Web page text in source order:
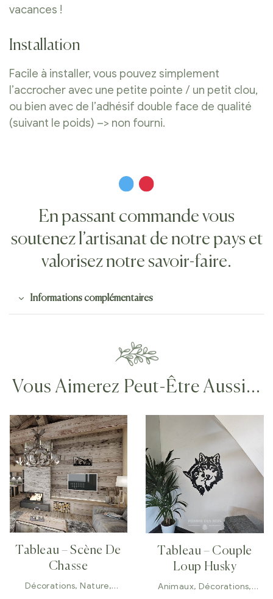
vacances !
Installation
Facile à installer, vous pouvez simplement
l’accrocher avec une petite pointe / un petit clou,
ou bien avec de l’adhésif double face de qualité
(suivant le poids) –> non fourni.
En passant commande vous
soutenez l’artisanat de notre pays et
valorisez notre savoir-faire.
Informations complémentaires
Vous Aimerez Peut-Être Aussi…
Tableau – Scène De
Chasse
Décorations,Nature,
Tableau – Couple
Loup Husky
Animaux, Décorations,